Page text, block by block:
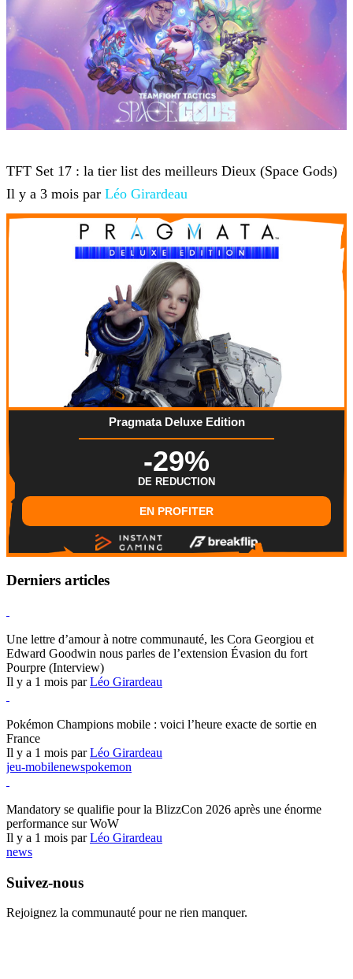
TFT Set 17 : la tier list des meilleurs Dieux (Space Gods)
Il y a 3 mois par Léo Girardeau
Pragmata Deluxe Edition
-29%
DE REDUCTION
EN PROFITER
Derniers articles
Une lettre d’amour à notre communauté, les Cora Georgiou et
Edward Goodwin nous parles de l’extension Évasion du fort
Pourpre (Interview)
Il y a 1 mois parLéo Girardeau
Pokémon Champions mobile : voici l’heure exacte de sortie en
France
Il y a 1 mois parLéo Girardeau
jeu-mobilenewspokemon
Mandatory se qualifie pour la BlizzCon 2026 après une énorme
performance sur WoW
Il y a 1 mois parLéo Girardeau
news
Suivez-nous
Rejoignez la communauté pour ne rien manquer.